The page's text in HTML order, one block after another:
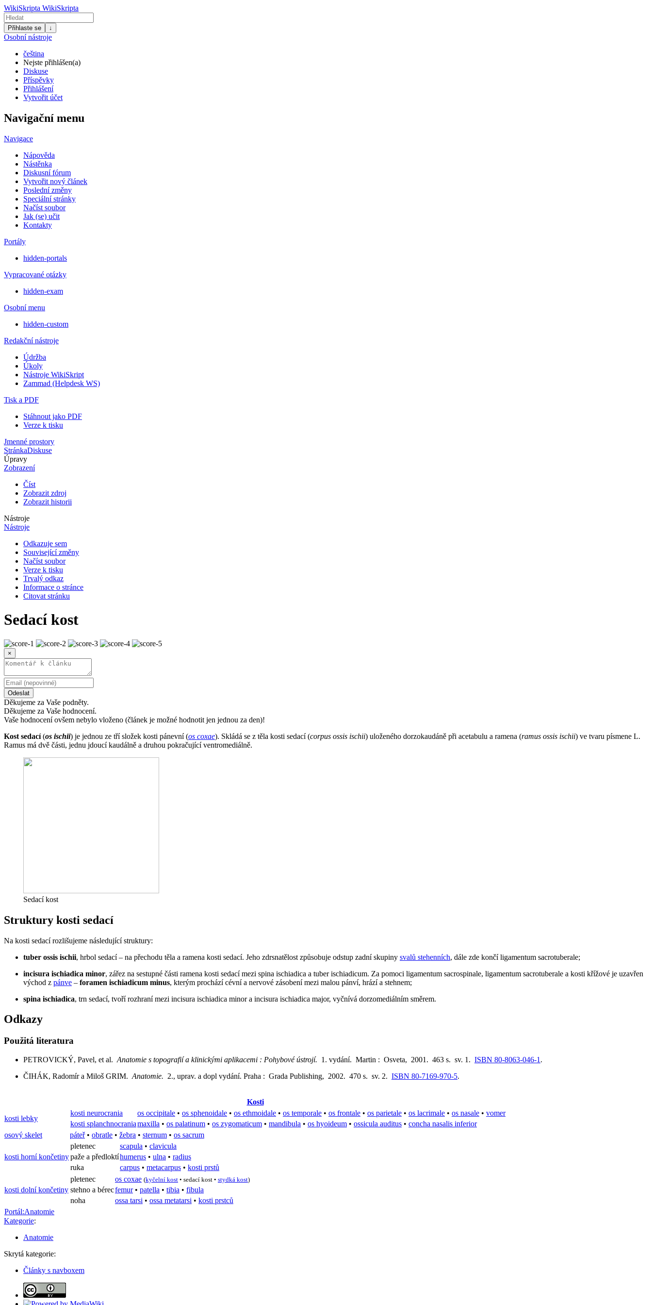
WikiSkripta WikiSkripta
Přihlaste se ↓
Osobní nástroje
čeština
Nejste přihlášen(a)
Diskuse
Příspěvky
Přihlášení
Vytvořit účet
Navigační menu
Navigace
Nápověda
Nástěnka
Diskusní fórum
Vytvořit nový článek
Poslední změny
Speciální stránky
Načíst soubor
Jak (se) učit
Kontakty
Portály
hidden-portals
Vypracované otázky
hidden-exam
Osobní menu
hidden-custom
Redakční nástroje
Údržba
Úkoly
Nástroje WikiSkript
Zammad (Helpdesk WS)
Tisk a PDF
Stáhnout jako PDF
Verze k tisku
Jmenné prostory
StránkaDiskuse
Úpravy
Zobrazení
Číst
Zobrazit zdroj
Zobrazit historii
Nástroje
Nástroje
Odkazuje sem
Související změny
Načíst soubor
Verze k tisku
Trvalý odkaz
Informace o stránce
Citovat stránku
Sedací kost
×
Odeslat
Děkujeme za Vaše podněty.
Děkujeme za Vaše hodnocení.
Vaše hodnocení ovšem nebylo vloženo (článek je možné hodnotit jen jednou za den)!
Kost sedací(os ischii) je jednou ze tří složek kosti pánevní (os coxae). Skládá se z těla kosti sedací (corpus ossis ischii) uloženého dorzokaudáně při acetabulu a ramena (ramus ossis ischii) ve tvaru písmene L.
Ramus má dvě části, jednu jdoucí kaudálně a druhou pokračující ventromediálně.
Sedací kost
Struktury kosti sedací
Na kosti sedací rozlišujeme následující struktury:
tuber ossis ischii, hrbol sedací – na přechodu těla a ramena kosti sedací. Jeho zdrsnatělost způsobuje odstup zadní skupiny svalů stehenních, dále zde končí ligamentum sacrotuberale;
incisura ischiadica minor, zářez na sestupné části ramena kosti sedací mezi spina ischiadica a tuber ischiadicum. Za pomoci ligamentum sacrospinale, ligamentum sacrotuberale a kosti křížové je uzavřen
východ z pánve – foramen ischiadicum minus, kterým prochází cévní a nervové zásobení mezi malou pánví, hrází a stehnem;
spina ischiadica, trn sedací, tvoří rozhraní mezi incisura ischiadica minor a incisura ischiadica major, vyčnívá dorzomediálním směrem.
Odkazy
Použitá literatura
PETROVICKÝ, Pavel, et al. Anatomie s topografií a klinickými aplikacemi : Pohybové ústrojí. 1. vydání. Martin : Osveta, 2001. 463 s. sv. 1. ISBN 80-8063-046-1 .
ČIHÁK, Radomír a Miloš GRIM. Anatomie. 2., uprav. a dopl vydání. Praha : Grada Publishing, 2002. 470 s. sv. 2. ISBN 80-7169-970-5.
Kosti
kosti lebky
kosti neurocrania os occipitale • os sphenoidale • os ethmoidale • os temporale • os frontale • os parietale • os lacrimale • os nasale • vomer
kosti splanchnocraniamaxilla • os palatinum • os zygomaticum • mandibula • os hyoideum • ossicula auditus • concha nasalis inferior
osový skelet
páteř• obratle • žebra • sternum • os sacrum
kosti horní končetiny
pletenec scapula • clavicula
paže a předloktíhumerus • ulna • radius
ruka
carpus • metacarpus • kosti prstů
kosti dolní končetiny
pletenec os coxae (kyčelní kost • sedací kost • stydká kost)
stehno a bérecfemur• patella • tibia • fibula
noha
ossa tarsi • ossa metatarsi • kosti prstců
Portál:Anatomie
Kategorie:
Anatomie
Skrytá kategorie:
Články s navboxem